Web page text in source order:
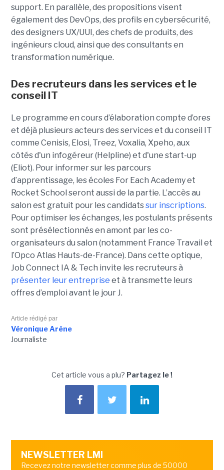
support. En parallèle, des propositions visent
également des DevOps, des profils en cybersécurité,
des designers UX/UUI, des chefs de produits, des
ingénieurs cloud, ainsi que des consultants en
transformation numérique.
Des recruteurs dans les services et le
conseil IT
Le programme en cours d’élaboration compte d’ores
et déjà plusieurs acteurs des services et du conseil IT
comme Cenisis, Elosi, Treez, Voxalia, Xpeho, aux
côtés d'un infogéreur (Helpline) et d'une start-up
(Eliot). Pour informer sur les parcours
d’apprentissage, les écoles For Each Academy et
Rocket School seront aussi de la partie. L’accès au
salon est gratuit pour les candidatssur inscriptions.
Pour optimiser les échanges, les postulants présents
sont présélectionnés en amont par les co-
organisateurs du salon (notamment France Travail et
l’Opco Atlas Hauts-de-France). Dans cette optique,
Job Connect IA & Tech invite les recruteurs à
présenter leur entreprise et à transmette leurs
offres d’emploi avant le jour J.
Article rédigé par
Véronique Arène
Journaliste
Cet article vous a plu? Partagez le !
NEWSLETTER LMI
Recevez notre newsletter comme plus de 50000